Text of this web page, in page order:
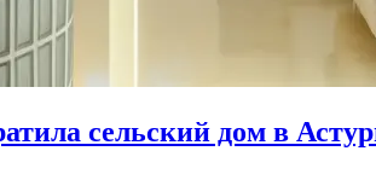
сельский дом в